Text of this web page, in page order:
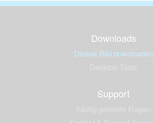
Downloads
Dieses Bild downloaden
Support